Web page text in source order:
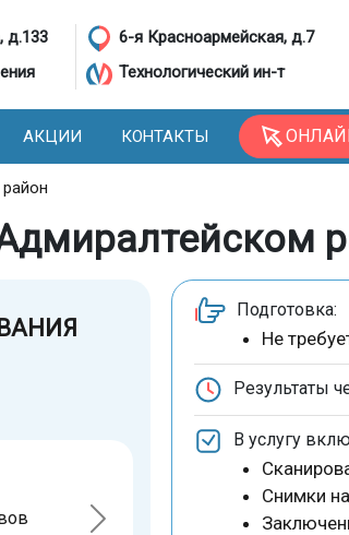
д.133
6-я Красноармейская, д.7
Технологический ин-т
АКЦИИ КОНТАКТЫ
Подготовка:
Не
Результаты
В услугу
Снимки